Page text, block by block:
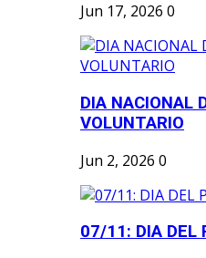
Jun 17, 2026 0
DIA NACIONAL
VOLUNTARIO
Jun 2, 2026 0
07/11: DIA DEL